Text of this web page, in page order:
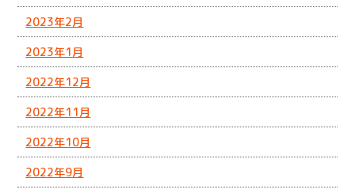
2023年2月
2023年1月
2022年12月
2022年11月
2022年10月
2022年9月